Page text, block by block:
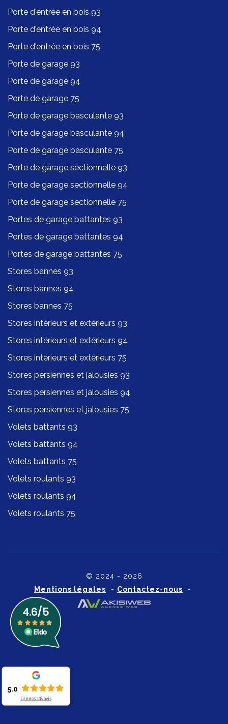
Porte d'entrée en bois 93
Porte d'entrée en bois 94
Porte d'entrée en bois 75
Porte de garage 93
Porte de garage 94
Porte de garage 75
Porte de garage basculante 93
Porte de garage basculante 94
Porte de garage basculante 75
Porte de garage sectionnelle 93
Porte de garage sectionnelle 94
Porte de garage sectionnelle 75
Portes de garage battantes 93
Portes de garage battantes 94
Portes de garage battantes 75
Stores bannes 93
Stores bannes 94
Stores bannes 75
Stores intérieurs et extérieurs 93
Stores intérieurs et extérieurs 94
Stores intérieurs et extérieurs 75
Stores persiennes et jalousies 93
Stores persiennes et jalousies 94
Stores persiennes et jalousies 75
Volets battants 93
Volets battants 94
Volets battants 75
Volets roulants 93
Volets roulants 94
Volets roulants 75
© 2024 - 2026
Mentions légales - Contactez-nous -
5.0
Lire nos 118 avis